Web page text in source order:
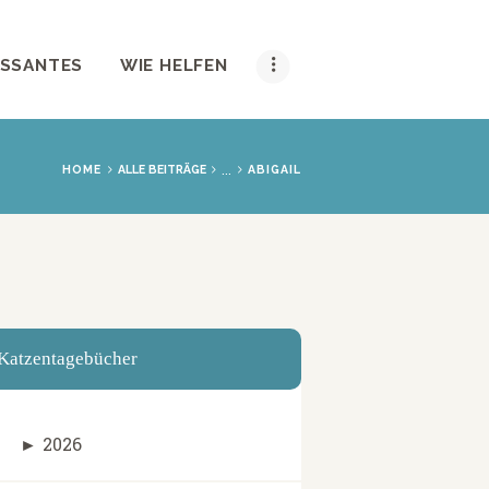
WIE HELFEN
HOME ALLE BEITRÄGE ... ABIGAIL
► 2026